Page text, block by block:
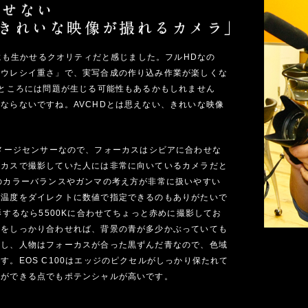
生かせるクオリティだと感じました。フルHDなの
レシイ重さ」で、実写合成の作り込み作業が楽しくな
ろには問題が生じる可能性もあるかもしれません
らないですね。AVCHDとは思えない、きれいな映像
ジセンサーなので、フォーカスはシビアに合わせな
スで撮影していた人には非常に向いているカメラだと
ラーバランスやガンマの考え方が非常に扱いやすい
度をダイレクトに数値で指定できるのもありがたいで
るなら5500Kに合わせてちょっと赤めに撮影してお
しっかり合わせれば、背景の青が多少かぶっていても
、人物はフォーカスが合った黒ずんだ青なので、色域
。EOS C100はエッジのピクセルがしっかり保たれて
できる点でもポテンシャルが高いです。